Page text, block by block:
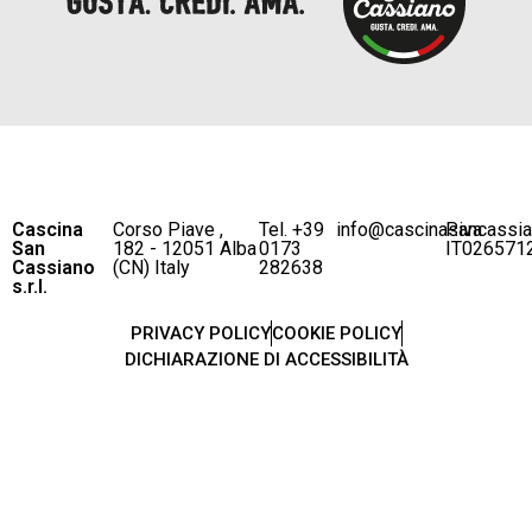
Cascina
San
Cassiano
s.r.l.
Corso Piave ,
182 - 12051 Alba
(CN) Italy
Tel. +39
0173
282638
P.iva
PRIVACY POLICYCOOKIE POLICY
DICHIARAZIONE DI ACCESSIBILITÀ